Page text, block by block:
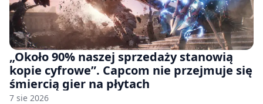
„Około 90% naszej sprzedaży stanowią
kopie cyfrowe”. Capcom nie przejmuje się
śmiercią gier na płytach
7 sie 2026